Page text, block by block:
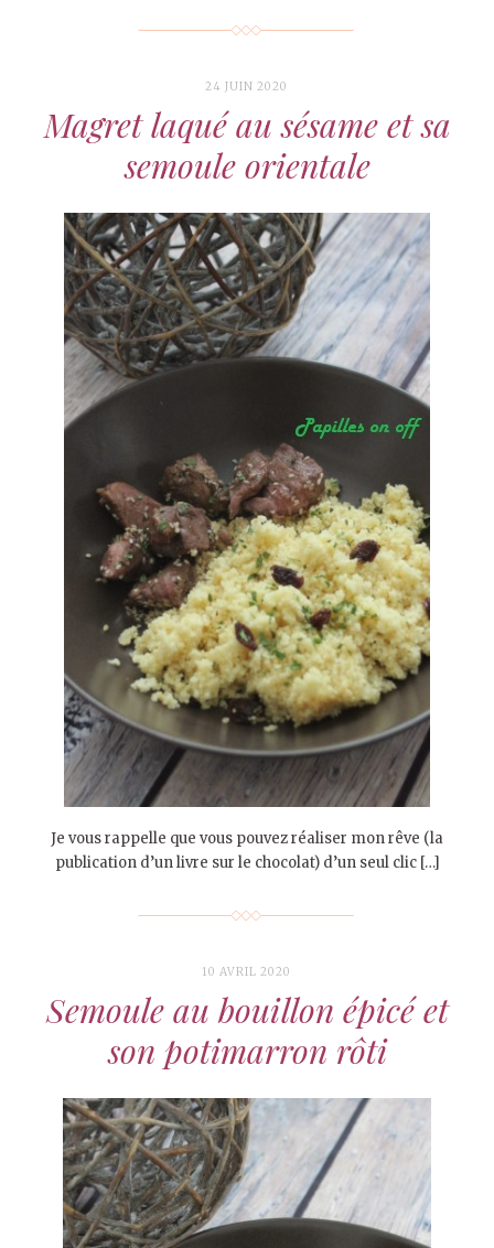
24 JUIN 2020
Magret laqué au sésame et sa
semoule orientale
Je vous rappelle que vous pouvez réaliser mon rêve (la
publication d’un livre sur le chocolat) d’un seul clic […]
10 AVRIL 2020
Semoule au bouillon épicé et
son potimarron rôti